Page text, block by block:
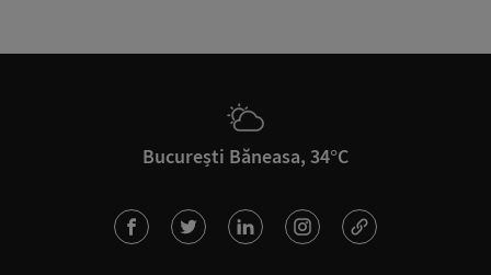
București Băneasa, 34°C